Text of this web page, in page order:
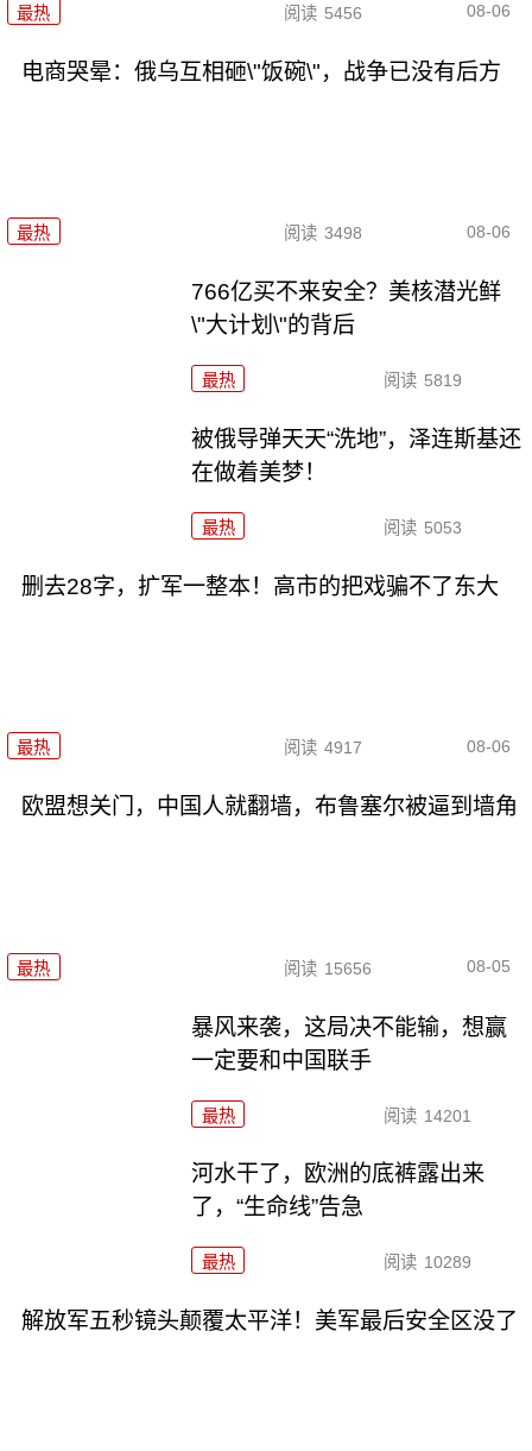
最热 阅读 5456 08-06
电商哭晕：俄乌互相砸\"饭碗\"，战争已没有后方
最热 阅读 3498 08-06
766亿买不来安全？美核潜光鲜
\"大计划\"的背后
最热 阅读 5819
被俄导弹天天“洗地”，泽连斯基还
在做着美梦！
最热 阅读 5053
删去28字，扩军一整本！高市的把戏骗不了东大
最热 阅读 4917 08-06
欧盟想关门，中国人就翻墙，布鲁塞尔被逼到墙角
最热 阅读 15656 08-05
暴风来袭，这局决不能输，想赢
一定要和中国联手
最热 阅读 14201
河水干了，欧洲的底裤露出来
了，“生命线”告急
最热 阅读 10289
解放军五秒镜头颠覆太平洋！美军最后安全区没了